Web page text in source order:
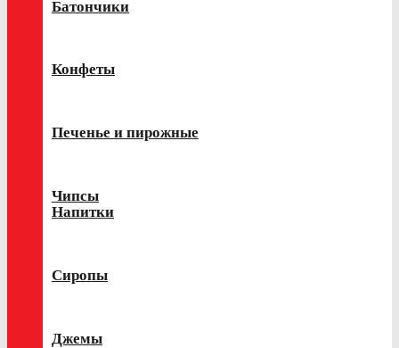
Батончики
Конфеты
Печенье и пирожные
Чипсы
Напитки
Сиропы
Джемы